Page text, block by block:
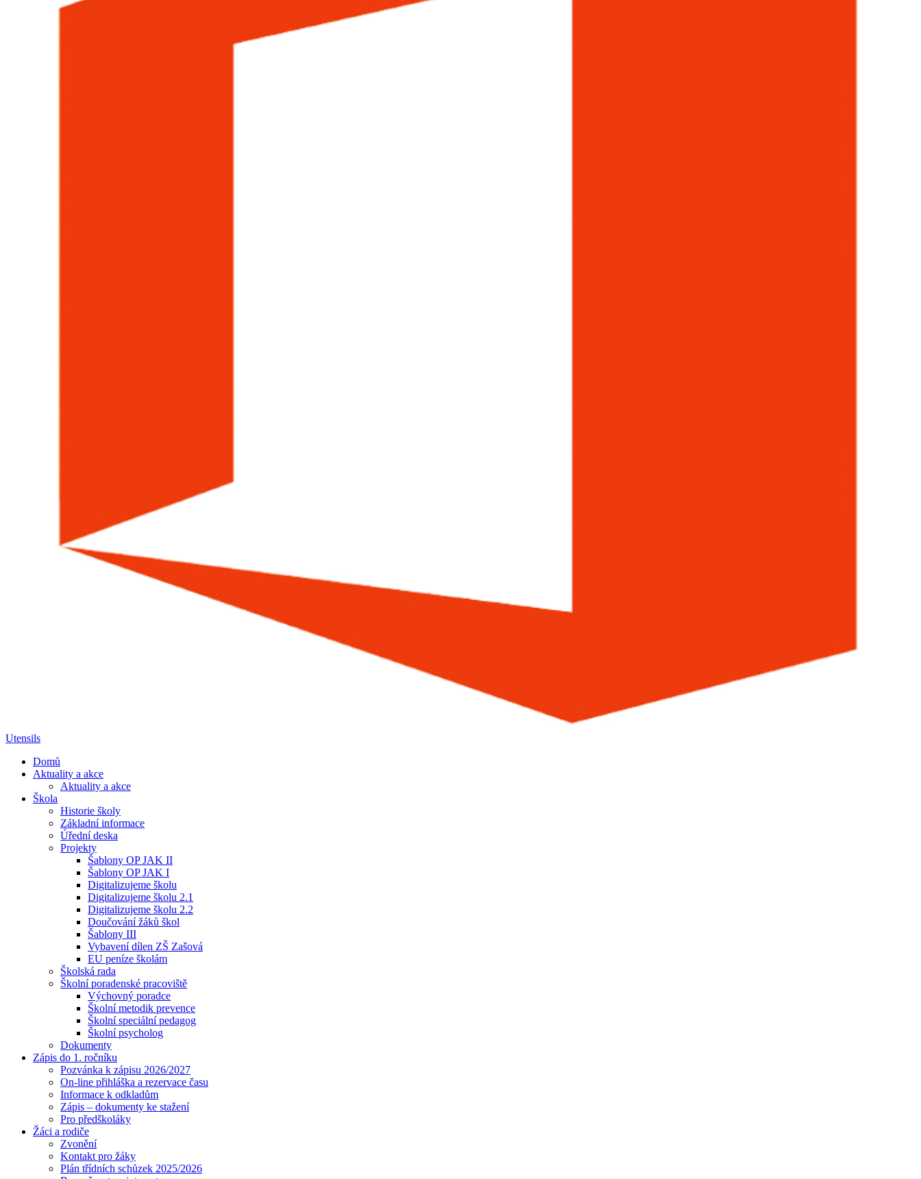
Utensils
Domů
Aktuality a akce
Aktuality a akce
Škola
Historie školy
Základní informace
Úřední deska
Projekty
Šablony OP JAK II
Šablony OP JAK I
Digitalizujeme školu
Digitalizujeme školu 2.1
Digitalizujeme školu 2.2
Doučování žáků škol
Šablony III
Vybavení dílen ZŠ Zašová
EU peníze školám
Školská rada
Školní poradenské pracoviště
Výchovný poradce
Školní metodik prevence
Školní speciální pedagog
Školní psycholog
Dokumenty
Zápis do 1. ročníku
Pozvánka k zápisu 2026/2027
On-line přihláška a rezervace času
Informace k odkladům
Zápis – dokumenty ke stažení
Pro předškoláky
Žáci a rodiče
Zvonění
Kontakt pro žáky
Plán třídních schůzek 2025/2026